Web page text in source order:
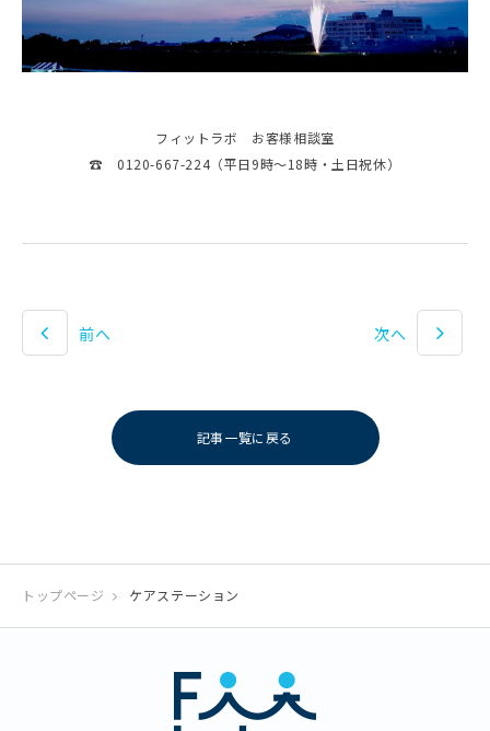
フィットラボ お客様相談室
☎ 0120-667-224（平日9時～18時・土日祝休）
前へ 次へ
記事一覧に戻る
トップページ ケアステーション